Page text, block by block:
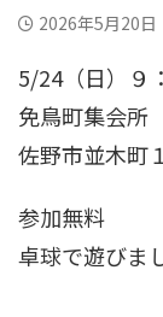
2026年5月20日
5/24（日）９
免鳥町集会所
佐野市並木町
参加無料
卓球で遊びま